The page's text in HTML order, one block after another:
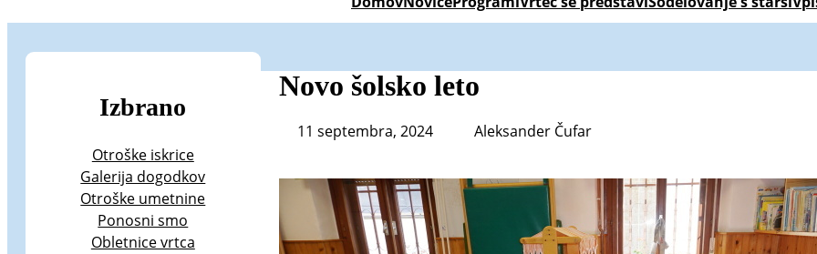
Izbrano
Otroške iskrice
Galerija dogodkov
Otroške umetnine
Ponosni smo
Obletnice vrtca
Novo šolsko leto
11 septembra, 2024 Aleksander Čufar